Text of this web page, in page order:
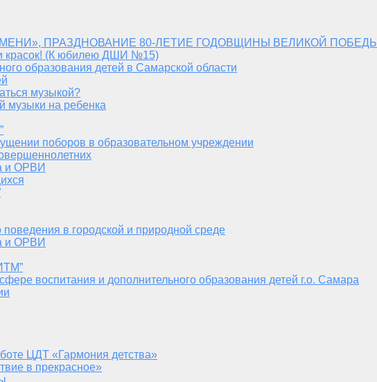
ПРАЗДНОВАНИЕ 80-ЛЕТИЕ ГОДОВЩИНЫ ВЕЛИКОЙ ПОБЕДЫ
красок! (К юбилею ДШИ №15)
образования детей в Самарской области
музыкой?
музыки на ребенка
поборов в образовательном учреждении
и ОРВИ
поведения в городской и природной среде
и ОРВИ
воспитания и дополнительного образования детей г.о. Самара
ЦДТ «Гармония детства»
в прекрасное»